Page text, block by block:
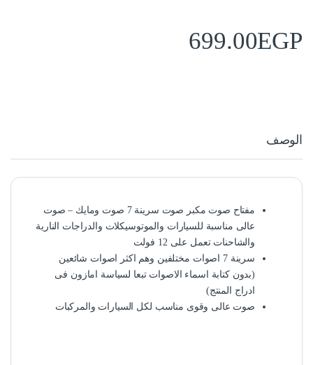
699.00EGP
الوصف
مفتاح صوت مكبر صوت سرينة 7 صوت ومايك – صوت
عالى مناسبة للسيارات والموتوسيكلات والدراجات النارية
والشاحنات تعمل على 12 فولت
سرينة 7 اصوات مختلفين وهم اكثر اصوات شائعين
(بدون كتابة اسماء الاصوات تبعا لسياسة امازون فى
ادراج المنتج)
صوت عالى وقوى مناسب لكل السيارات والمركبات